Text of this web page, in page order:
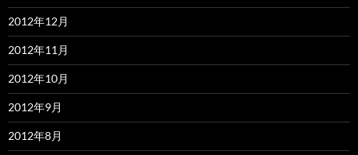
2012年12月
2012年11月
2012年10月
2012年9月
2012年8月